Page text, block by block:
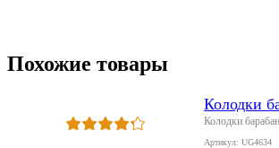
Похожие товары
Колодки
Колодки
Артикул: UG4634